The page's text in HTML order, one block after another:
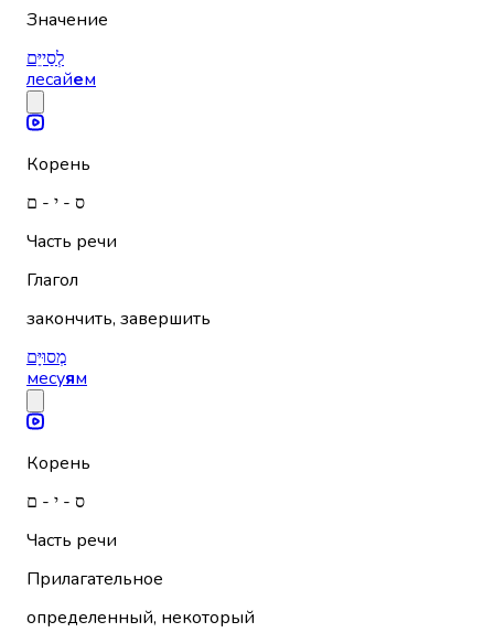
Значение
לְסַייֵּם
лесайем
Корень
ס - י - ם
Часть речи
Глагол
закончить, завершить
מְסוּיָּם
месуям
Корень
ס - י - ם
Часть речи
Прилагательное
определенный, некоторый